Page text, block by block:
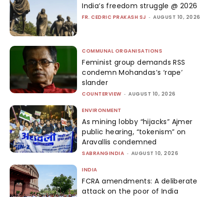
India’s freedom struggle @ 2026
FR. CEDRIC PRAKASH SJ - AUGUST 10, 2026
COMMUNAL ORGANISATIONS
Feminist group demands RSS
condemn Mohandas’s ‘rape’
slander
COUNTERVIEW - AUGUST 10, 2026
ENVIRONMENT
As mining lobby “hijacks” Ajmer
public hearing, “tokenism” on
Aravallis condemned
SABRANGINDIA - AUGUST 10, 2026
INDIA
FCRA amendments: A deliberate
attack on the poor of India